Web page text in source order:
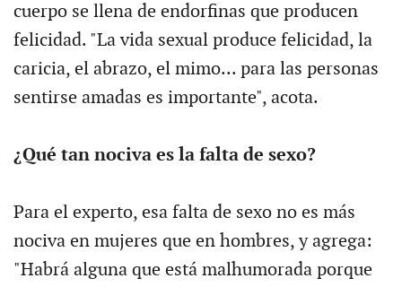
cuerpo se llena de endorfinas que producen
felicidad. "La vida sexual produce felicidad, la
caricia, el abrazo, el mimo... para las personas
sentirse amadas es importante", acota.
¿Qué tan nociva es la falta de sexo?
Para el experto, esa falta de sexo no es más
nociva en mujeres que en hombres, y agrega:
"Habrá alguna que está malhumorada porque